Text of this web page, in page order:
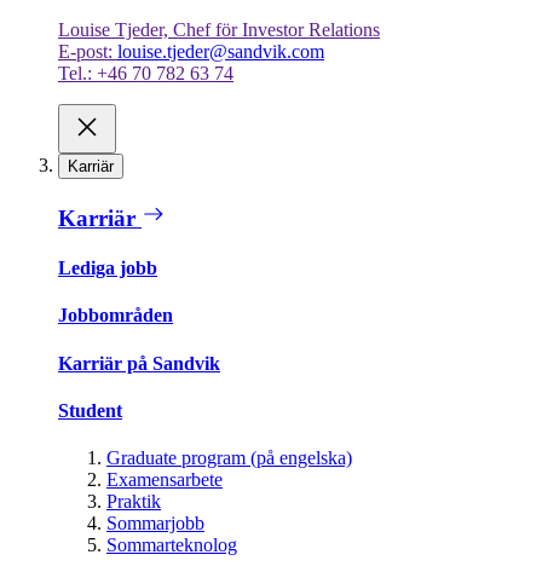
Louise Tjeder, Chef för Investor Relations
E-post: louise.tjeder@sandvik.com
Tel.: +46 70 782 63 74
Karriär
Karriär
Lediga jobb
Jobbområden
Karriär på Sandvik
Student
Graduate program (på engelska)
Examensarbete
Praktik
Sommarjobb
Sommarteknolog